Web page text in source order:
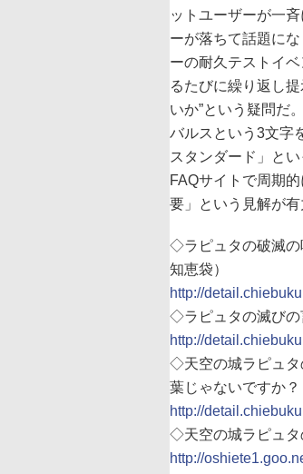
ットユーザーが一
ーが落ちて話題に
ーの耐久テストイ
るたびに繰り返し
いか”という疑問だ
バルスという3文字
スタンダード」と
FAQサイトで周期
要」という見解が有
◇ラピュタの破滅の
知恵袋）
http://
◇ラピュタの滅びの
http://
◇天空の城ラピュタ
葉じゃないですか？
http://
◇天空の城ラピュタ
http://